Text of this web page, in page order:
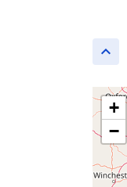
keyboard_arrow_up
+
−